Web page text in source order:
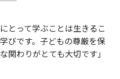
とって学ぶことは生きるこ
びです。子どもの尊厳を保
関わりがとても大切です」